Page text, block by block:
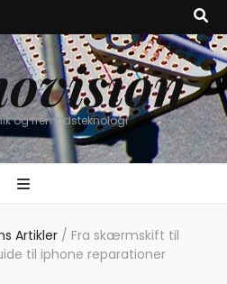
og fremtidsteknologi
Artikler / Fra skærmskift til
til iphone reparationer